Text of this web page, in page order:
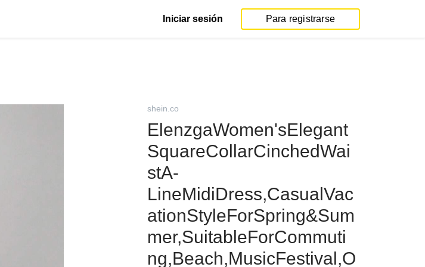
Iniciar sesión Para registrarse
shein.co
ElenzgaWomen'sElegant
SquareCollarCinchedWai
stA-
LineMidiDress,CasualVac
ationStyleForSpring&Sum
mer,SuitableForCommuti
ng,Beach,MusicFestival,O